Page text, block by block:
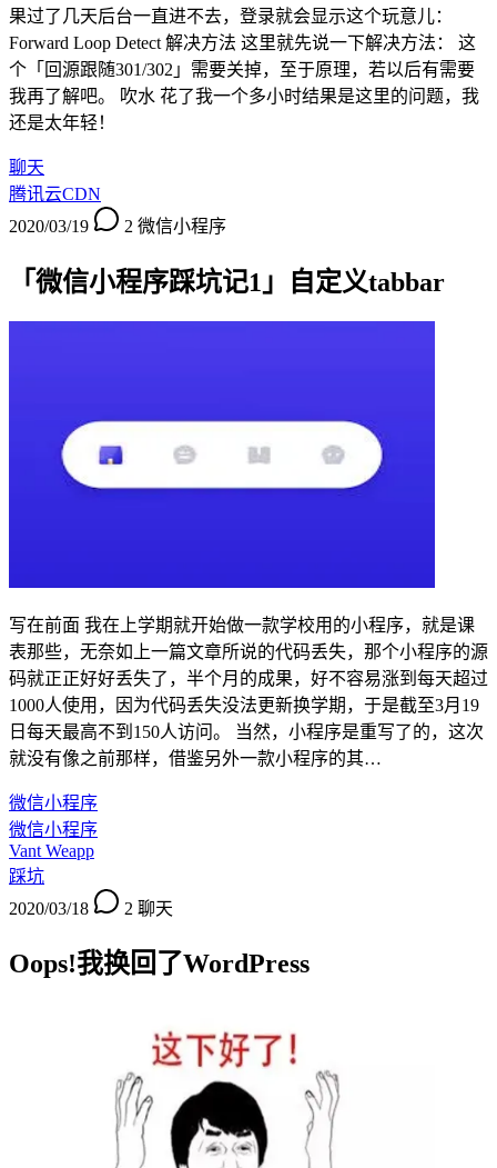
果过了几天后台一直进不去，登录就会显示这个玩意儿：
Forward Loop Detect 解决方法 这里就先说一下解决方法： 这
个「回源跟随301/302」需要关掉，至于原理，若以后有需要
我再了解吧。 吹水 花了我一个多小时结果是这里的问题，我
还是太年轻！
聊天
腾讯云CDN
2020/03/19
2 微信小程序
「微信小程序踩坑记1」自定义tabbar
写在前面 我在上学期就开始做一款学校用的小程序，就是课
表那些，无奈如上一篇文章所说的代码丢失，那个小程序的源
码就正正好好丢失了，半个月的成果，好不容易涨到每天超过
1000人使用，因为代码丢失没法更新换学期，于是截至3月19
日每天最高不到150人访问。 当然，小程序是重写了的，这次
就没有像之前那样，借鉴另外一款小程序的其…
微信小程序
微信小程序
Vant Weapp
踩坑
2020/03/18
2 聊天
Oops!我换回了WordPress